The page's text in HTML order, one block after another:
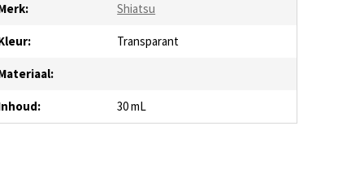
Shiatsu
Transparant
30 mL